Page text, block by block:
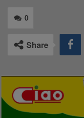
0
Share